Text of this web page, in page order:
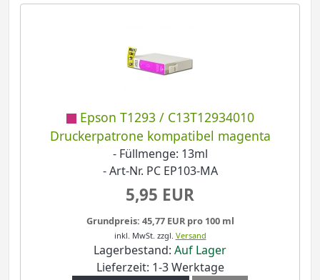
Epson T1293 / C13T12934010
Druckerpatrone kompatibel magenta
- Füllmenge: 13ml
- Art-Nr. PC EP103-MA
5,95 EUR
Grundpreis: 45,77 EUR pro 100 ml
inkl. MwSt. zzgl. Versand
Lagerbestand: Auf Lager
Lieferzeit: 1-3 Werktage